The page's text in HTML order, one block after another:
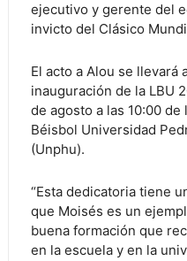
ejecutivo y gerente del
invicto del Clásico
El acto a Alou se llevará
inauguración de la LBU
de agosto a las 10:00 de
Béisbol Universidad
(Unphu).
“Esta dedicatoria tiene
que Moisés es un
buena formación que
en la escuela y en la